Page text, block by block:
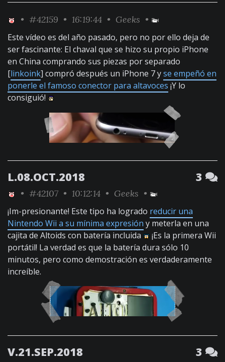
• #42159 • 16:19:44 • Geeks •
Este vídeo es del año pasado, pero no por ello deja de
ser fascinante: El chaval que se hizo su propio iPhone
en China comprando sus piezas por separado
[linkoink] compró después un iPhone 7 yse empeñó en
ponerle el famoso conector para altavoces ¡Y lo
consiguió!
L.08.OCT.2018 3
• #42107 • 10:12:14 • Geeks •
¡Im-presionante! Este tipo ha logrado reducir una
Nintendo Wii a su mínima expresión y meterla en una
cajita de Altoids con batería incluida
¡Es la primera Wii
portátil! La verdad es que la batería dura sólo 10
minutos, pero como demostración es verdaderamente
increíble.
V.21.SEP.2018 3